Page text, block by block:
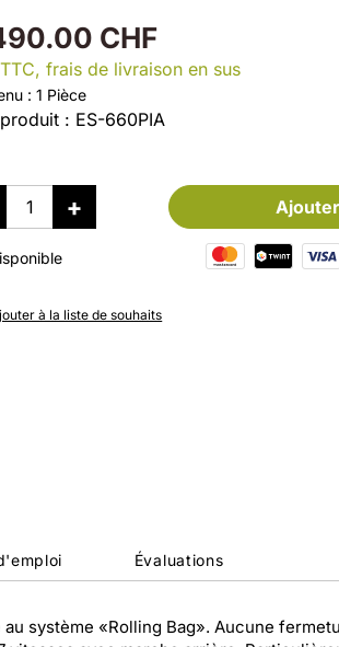
CHF
frais de livraison en sus
: 1 Pièce
: ES-660PIA
à la liste de souhaits
Évaluations
système «Rolling Bag». Aucune